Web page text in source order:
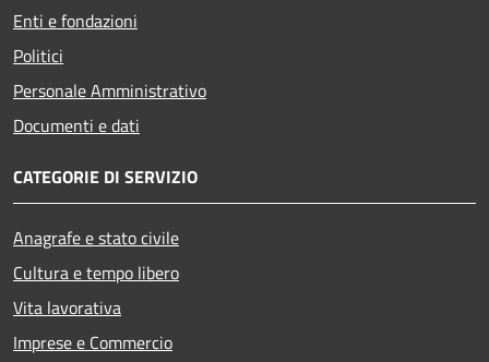
Enti e fondazioni
Politici
Personale Amministrativo
Documenti e dati
CATEGORIE DI SERVIZIO
Anagrafe e stato civile
Cultura e tempo libero
Vita lavorativa
Imprese e Commercio